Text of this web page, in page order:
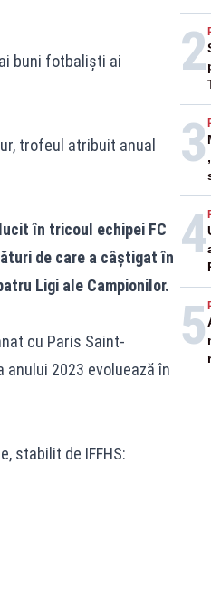
buni fotbaliști ai
trofeul atribuit anual
în tricoul echipei FC
de care a câștigat în
Ligi ale Campionilor.
cu Paris Saint-
2023 evoluează în
stabilit de IFFHS:
2
3
4
5